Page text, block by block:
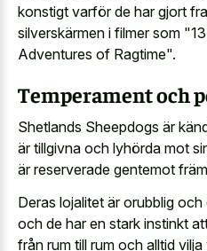
konstigt varför de har gjort
silverskärmen i filmer som
Adventures of Ragtime".
Temperament och
Shetlands Sheepdogs är
är tillgivna och lyhörda mot
är reserverade gentemot
Deras lojalitet är orubblig
och de har en stark instinkt
från rum till rum och alltid